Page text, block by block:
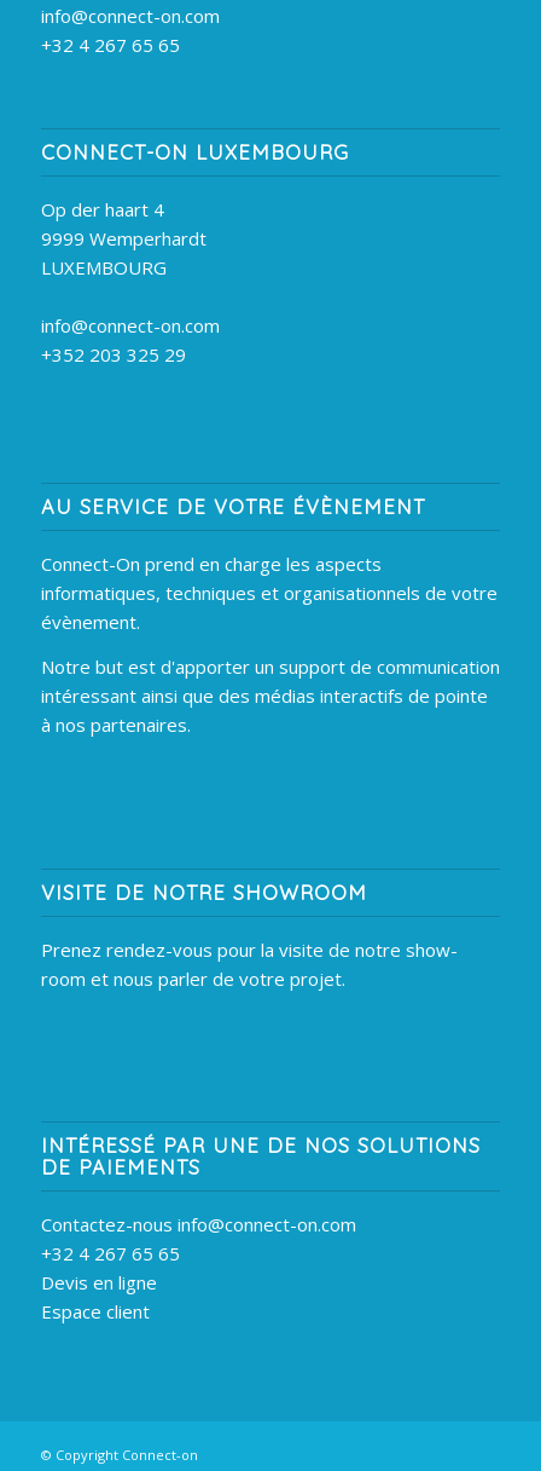
info@connect-on.com
+32 4 267 65 65
CONNECT-ON LUXEMBOURG
Op der haart 4
9999 Wemperhardt
LUXEMBOURG
info@connect-on.com
+352 203 325 29
AU SERVICE DE VOTRE ÉVÈNEMENT
Connect-On prend en charge les aspects
informatiques, techniques et organisationnels de votre
évènement.
Notre but est d'apporter un support de communication
intéressant ainsi que des médias interactifs de pointe
à nos partenaires.
VISITE DE NOTRE SHOWROOM
Prenez rendez-vous pour la visite de notre show-
room et nous parler de votre projet.
INTÉRESSÉ PAR UNE DE NOS SOLUTIONS
DE PAIEMENTS
Contactez-nous info@connect-on.com
+32 4 267 65 65
Devis en ligne
Espace client
© Copyright Connect-on